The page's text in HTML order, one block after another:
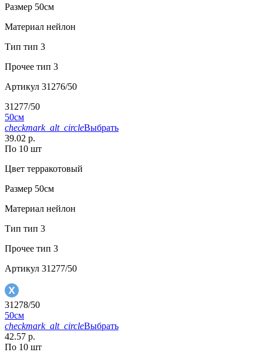
Размер 50см
Материал нейлон
Тип тип 3
Прочее тип 3
Артикул 31276/50
31277/50
50см
checkmark_alt_circleВыбрать
39.02 р.
По 10 шт
Цвет терракотовый
Размер 50см
Материал нейлон
Тип тип 3
Прочее тип 3
Артикул 31277/50
31278/50
50см
checkmark_alt_circleВыбрать
42.57 р.
По 10 шт